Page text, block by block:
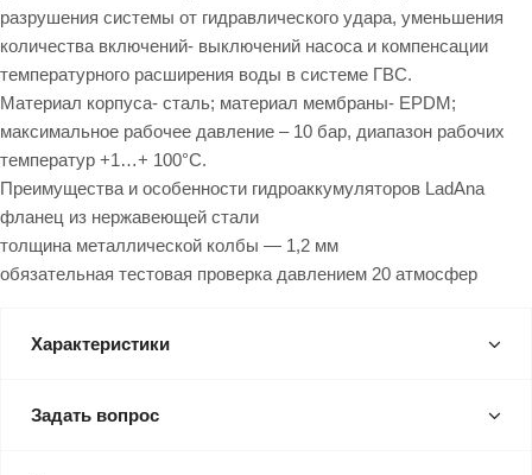
разрушения системы от гидравлического удара, уменьшения
количества включений- выключений насоса и компенсации
температурного расширения воды в системе ГВС.
Материал корпуса- сталь; материал мембраны- EPDM;
максимальное рабочее давление – 10 бар, диапазон рабочих
температур +1…+ 100°С.
Преимущества и особенности гидроаккумуляторов LadAna
фланец из нержавеющей стали
толщина металлической колбы — 1,2 мм
обязательная тестовая проверка давлением 20 атмосфер
Характеристики
Задать вопрос